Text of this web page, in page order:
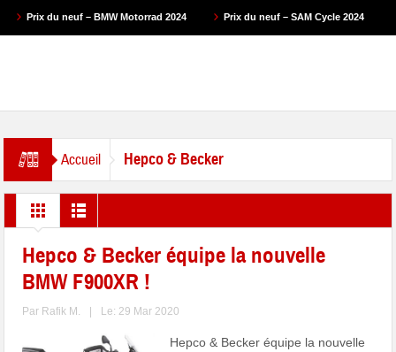
Prix du neuf – BMW Motorrad 2024 Prix du neuf – SAM Cycle 2024
Accueil Hepco & Becker
Hepco & Becker équipe la nouvelle
BMW F900XR !
Par Rafik M. Le: 29 Mar 2020
Hepco & Becker équipe la nouvelle